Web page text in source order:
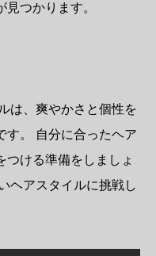
見つかります。
は、爽やかさと個性を
す。 自分に合ったヘア
つける準備をしましょ
ヘアスタイルに挑戦し